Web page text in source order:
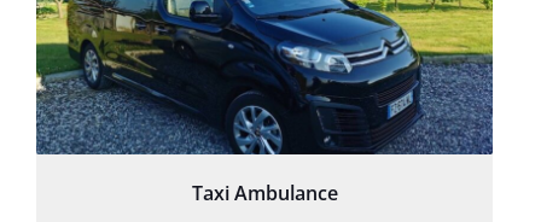
Taxi Ambulance